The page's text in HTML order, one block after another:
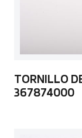
TORNILLO
367874000